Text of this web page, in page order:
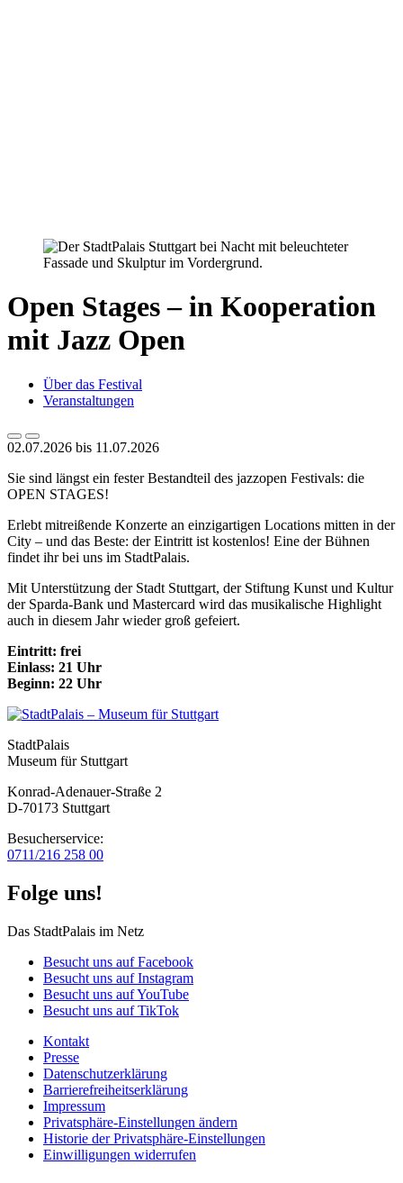
Open Stages – in Kooperation
mit Jazz Open
Über das Festival
Veranstaltungen
02.07.2026 bis 11.07.2026
Sie sind längst ein fester Bestandteil des jazzopen Festivals: die
OPEN STAGES!
Erlebt mitreißende Konzerte an einzigartigen Locations mitten in der
City – und das Beste: der Eintritt ist kostenlos! Eine der Bühnen
findet ihr bei uns im StadtPalais.
Mit Unterstützung der Stadt Stuttgart, der Stiftung Kunst und Kultur
der Sparda-Bank und Mastercard wird das musikalische Highlight
auch in diesem Jahr wieder groß gefeiert.
Eintritt: frei
Einlass: 21 Uhr
Beginn: 22 Uhr
StadtPalais
Museum für Stuttgart
Konrad-Adenauer-Straße 2
D-70173 Stuttgart
Besucherservice:
0711/216 258 00
Folge uns!
Das StadtPalais im Netz
Besucht uns auf Facebook
Besucht uns auf Instagram
Besucht uns auf YouTube
Besucht uns auf TikTok
Kontakt
Presse
Datenschutz­erklärung
Barrierefreiheitserklärung
Impressum
Privatsphäre-Einstellungen ändern
Historie der Privatsphäre-Einstellungen
Einwilligungen widerrufen